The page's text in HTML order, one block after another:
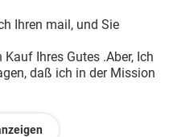
HARDWARE
HARDWARE
Ihren mail, und Sie
Ihres Gutes .Aber, Ich
daß ich in der Mission
damit Sie ich zu